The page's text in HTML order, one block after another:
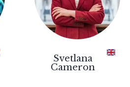
Svetlana
Cameron